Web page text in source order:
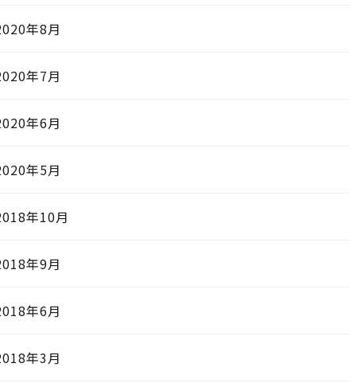
年8月
年7月
年6月
年5月
年10月
年9月
年6月
年3月